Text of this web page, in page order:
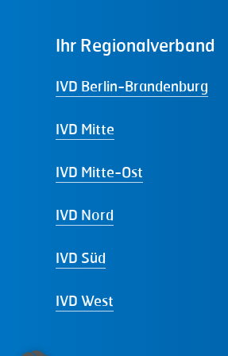
Ihr Regionalverband
IVD Berlin-Brandenburg
IVD Mitte
IVD Mitte-Ost
IVD Nord
IVD Süd
IVD West